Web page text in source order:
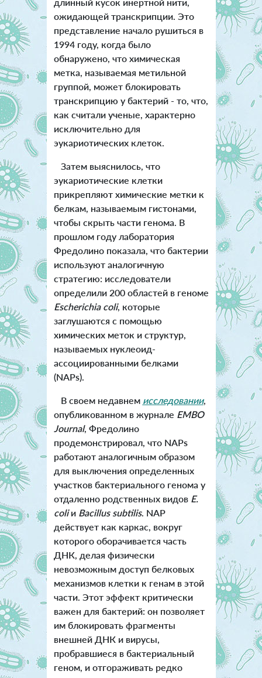
ожидающей транскрипции. Это
представление начало рушиться в
1994 году, когда было
обнаружено, что химическая
метка, называемая метильной
группой, может блокировать
транскрипцию у бактерий - то, что,
как считали ученые, характерно
исключительно для
эукариотических клеток.
Затем выяснилось, что
эукариотические клетки
прикрепляют химические метки к
белкам, называемым гистонами,
чтобы скрыть части генома. В
прошлом году лаборатория
Фредолино показала, что бактерии
используют аналогичную
стратегию: исследователи
определили 200 областей в геноме
Escherichia coli, которые
заглушаются с помощью
химических меток и структур,
называемых нуклеоид-
ассоциированными белками
(NAPs).
В своем недавнем исследовании,
опубликованном в журнале EMBO
Journal, Фредолино
продемонстрировал, что NAPs
работают аналогичным образом
для выключения определенных
участков бактериального генома у
отдаленно родственных видов E.
coliи Bacillus subtilis. NAP
действует как каркас, вокруг
которого оборачивается часть
ДНК, делая физически
невозможным доступ белковых
механизмов клетки к генам в этой
части. Этот эффект критически
важен для бактерий: он позволяет
им блокировать фрагменты
внешней ДНК и вирусы,
пробравшиеся в бактериальный
геном, и отгораживать редко